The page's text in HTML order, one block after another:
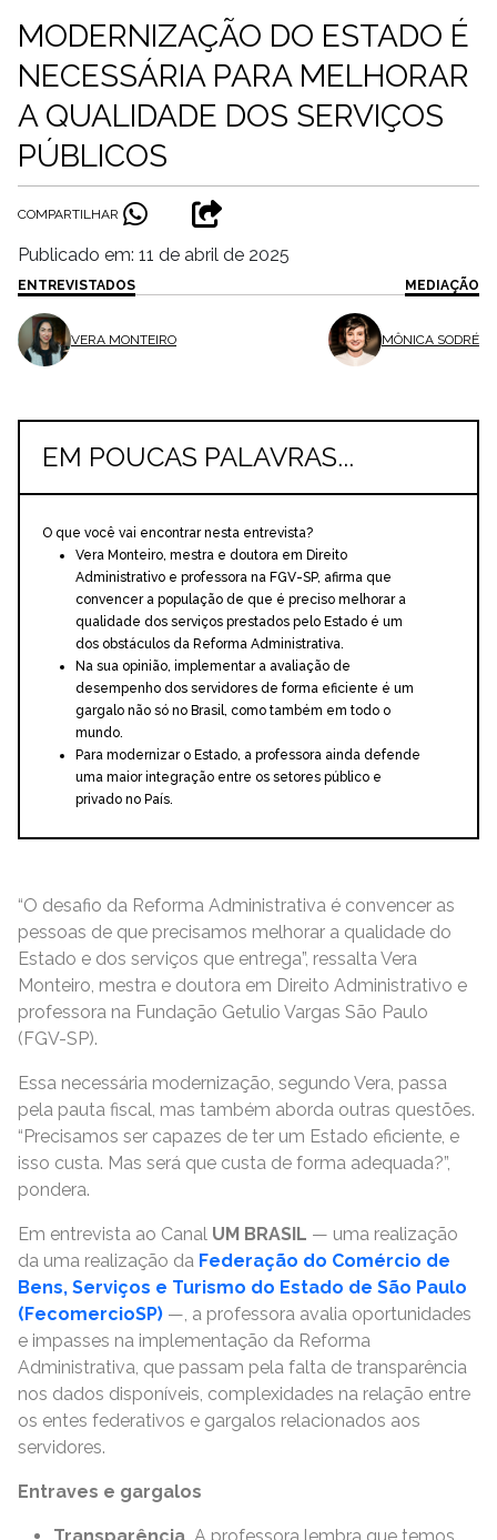
MODERNIZAÇÃO DO ESTADO É
NECESSÁRIA PARA MELHORAR
A QUALIDADE DOS SERVIÇOS
PÚBLICOS
COMPARTILHAR
Publicado em: 11 de abril de 2025
ENTREVISTADOS
VERA MONTEIRO
MEDIAÇÃO
MÔNICA SODRÉ
EM POUCAS PALAVRAS...
O que você vai encontrar nesta entrevista?
Vera Monteiro, mestra e doutora em Direito
Administrativo e professora na FGV-SP, afirma que
convencer a população de que é preciso melhorar a
qualidade dos serviços prestados pelo Estado é um
dos obstáculos da Reforma Administrativa.
Na sua opinião, implementar a avaliação de
desempenho dos servidores de forma eficiente é um
gargalo não só no Brasil, como também em todo o
mundo.
Para modernizar o Estado, a professora ainda defende
uma maior integração entre os setores público e
privado no País.
“O desafio da Reforma Administrativa é convencer as
pessoas de que precisamos melhorar a qualidade do
Estado e dos serviços que entrega”, ressalta Vera
Monteiro, mestra e doutora em Direito Administrativo e
professora na Fundação Getulio Vargas São Paulo
(FGV-SP).
Essa necessária modernização, segundo Vera, passa
pela pauta fiscal, mas também aborda outras questões.
“Precisamos ser capazes de ter um Estado eficiente, e
isso custa. Mas será que custa de forma adequada?”,
pondera.
Em entrevista ao Canal UM BRASIL — uma realização
da uma realização da Federação do Comércio de
Bens, Serviços e Turismo do Estado de São Paulo
(FecomercioSP) —, a professora avalia oportunidades
e impasses na implementação da Reforma
Administrativa, que passam pela falta de transparência
nos dados disponíveis, complexidades na relação entre
os entes federativos e gargalos relacionados aos
servidores.
Entraves e gargalos